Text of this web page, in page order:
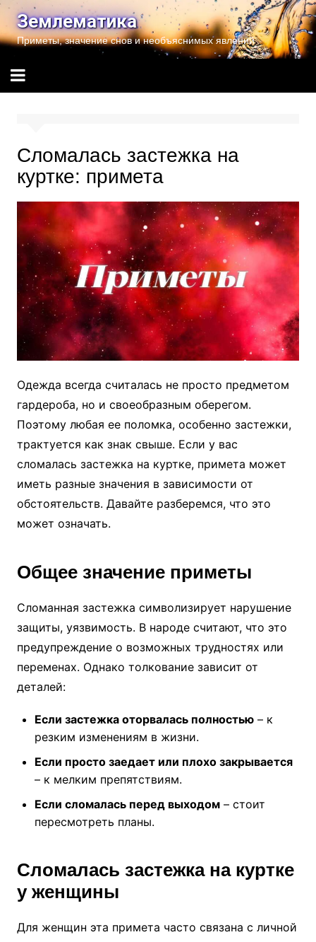
Перейти
содержимому
Землематика
Приметы, значение снов и необъяснимых явлений
Сломалась застежка на
куртке: примета
Одежда всегда считалась не просто предметом
гардероба, но и своеобразным оберегом.
Поэтому любая ее поломка, особенно застежки,
трактуется как знак свыше. Если у вас
сломалась застежка на куртке, примета может
иметь разные значения в зависимости от
обстоятельств. Давайте разберемся, что это
может означать.
Общее значение приметы
Сломанная застежка символизирует нарушение
защиты, уязвимость. В народе считают, что это
предупреждение о возможных трудностях или
переменах. Однако толкование зависит от
деталей:
Если застежка оторвалась полностью– к
резким изменениям в жизни.
Если просто заедает или плохо закрывается
– к мелким препятствиям.
Если сломалась перед выходом– стоит
пересмотреть планы.
Сломалась застежка на куртке
у женщины
Для женщин эта примета часто связана с личной